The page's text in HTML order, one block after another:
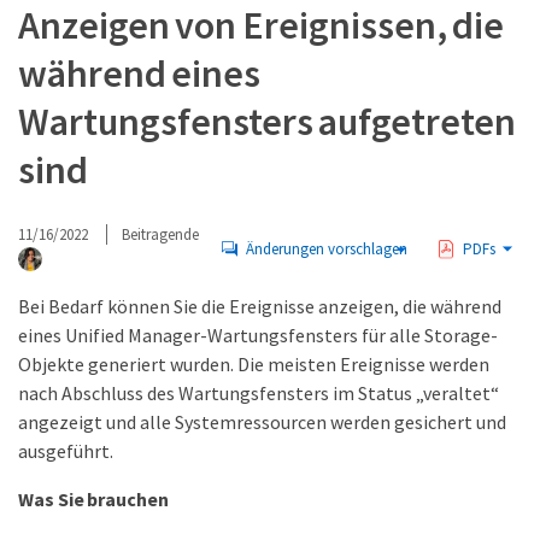
Anzeigen von Ereignissen, die
während eines
Wartungsfensters aufgetreten
sind
11/16/2022 Beitragende
Änderungen vorschlagen PDFs
Bei Bedarf können Sie die Ereignisse anzeigen, die während
eines Unified Manager-Wartungsfensters für alle Storage-
Objekte generiert wurden. Die meisten Ereignisse werden
nach Abschluss des Wartungsfensters im Status „veraltet“
angezeigt und alle Systemressourcen werden gesichert und
ausgeführt.
Was Sie brauchen